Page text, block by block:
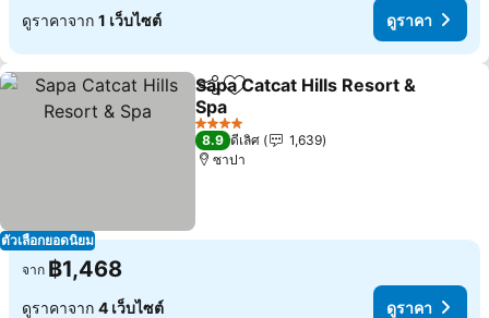
ดูราคาจาก 1 เว็บไซต์ ดูราคา
ตัวเลือกยอดนิยม
แชร์ เพิ่มในรายการโปรด
Sapa Catcat Hills Resort &
Spa
ดูราคา
4 ดาว
8.9 ดีเลิศ
1,639
ซาปา
จาก ฿1,468
ดูราคาจาก 4 เว็บไซต์ ดูราคา